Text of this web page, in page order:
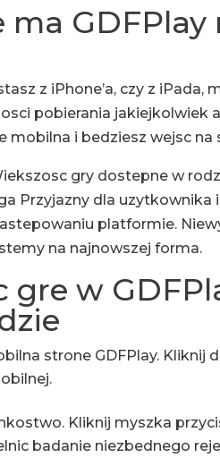
ma
z iPhone’a, czy z
pobierania jakiejkolwiek
mobilna i bedziesz wejsc na
gry dostepne w
Przyjazny dla
platformie.
na najnowszej forma.
gre w
strone GDFPlay.
Kliknij myszka
badanie niezbednego